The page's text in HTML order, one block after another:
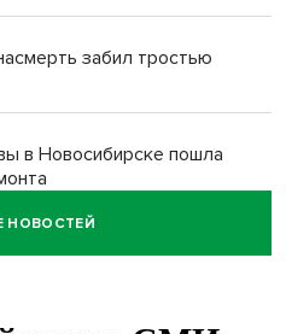
забил тростью
в Новосибирске пошла
в травмпункте
НОВОСТЕЙ